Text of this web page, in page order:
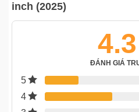
inch (2025)
ĐÁNH GIÁ
5
4